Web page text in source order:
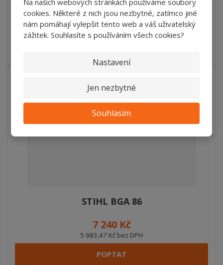
Na našich webových stránkách používáme soubory
cookies. Některé z nich jsou nezbytné, zatímco jiné
nám pomáhají vylepšit tento web a váš uživatelský
zážitek. Souhlasíte s používáním všech cookies?
Nastavení
Jen nezbytné
Souhlasím
SKLADEM
STIHL BGA 86
7 240 Kč
5 983,47 Kč bez DPH
POPTAT